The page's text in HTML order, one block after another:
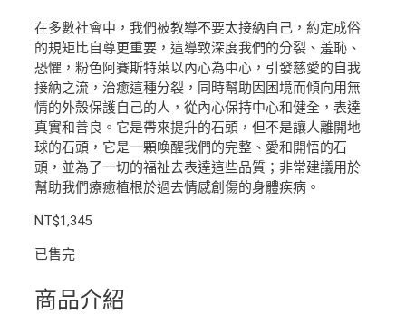
在多數社會中，我們被教導不要太接納自己，約定成俗
的規矩比自尊更重要，這導致深度我們的分裂、羞恥、
恐懼，粉色阿賽斯特萊以內心為中心，引發慈愛的自我
接納之流，治癒這種分裂，同時幫助因困境而傾向用無
情的外殼保護自己的人，從內心保持中心和健全，表達
真實和善良。它是帶來提升的石頭，但不是讓人離開地
球的石頭，它是一顆喚醒我們的完整、愛和開悟的石
頭，並為了一切的福祉去表達這些品質；非常建議用於
幫助我們療癒植根於過去情感創傷的身體疾病。
NT$1,345
已售完
商品介紹